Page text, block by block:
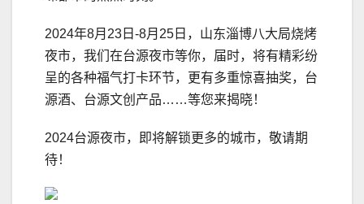
2024年8月23日-8月25日，山东淄博八大局烧烤
夜市，我们在台源夜市等你，届时，将有精彩纷
呈的各种福气打卡环节，更有多重惊喜抽奖，台
源酒、台源文创产品……等您来揭晓！
2024台源夜市，即将解锁更多的城市，敬请期
待！